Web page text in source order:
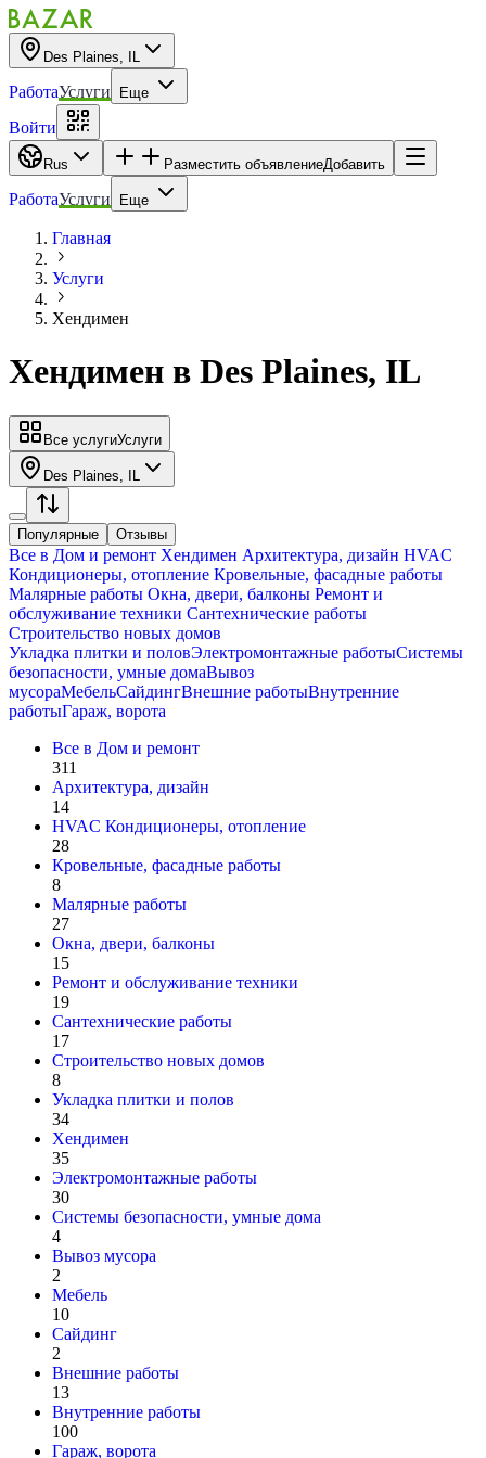
Des Plaines, IL
РаботаУслуги Еще
Войти
Rus Разместить объявлениеДобавить
РаботаУслуги Еще
Главная
Услуги
Хендимен
Хендимен в Des Plaines, IL
Все услугиУслуги
Des Plaines, IL
Популярные Отзывы
Все в Дом и ремонт Хендимен Архитектура, дизайн HVAC
Кондиционеры, oтопление Кровельные, фасадные работы
Малярные работы Окна, двери, балконы Ремонт и
обслуживание техники Сантехнические работы
Строительство новых домов
Укладка плитки и половЭлектромонтажные работыСистемы
безопасности, умные домаВывоз
мусораМебельСайдингВнешние работыВнутренние
работыГараж, ворота
Все в Дом и ремонт
311
Архитектура, дизайн
14
HVAC Кондиционеры, oтопление
28
Кровельные, фасадные работы
8
Малярные работы
27
Окна, двери, балконы
15
Ремонт и обслуживание техники
19
Сантехнические работы
17
Строительство новых домов
8
Укладка плитки и полов
34
Хендимен
35
Электромонтажные работы
30
Системы безопасности, умные дома
4
Вывоз мусора
2
Мебель
10
Сайдинг
2
Внешние работы
13
Внутренние работы
100
Гараж, ворота